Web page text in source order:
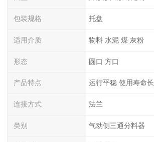
包装规格 托盘
适用介质 物料 水泥 煤 灰粉
形态 圆口 方口
产品特点 运行平稳 使用寿命长
连接方式 法兰
类别 气动侧三通分料器